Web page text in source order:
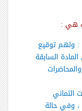
هي :
: ولهم توقيع
السابقة
الثماني
، وفي حالة